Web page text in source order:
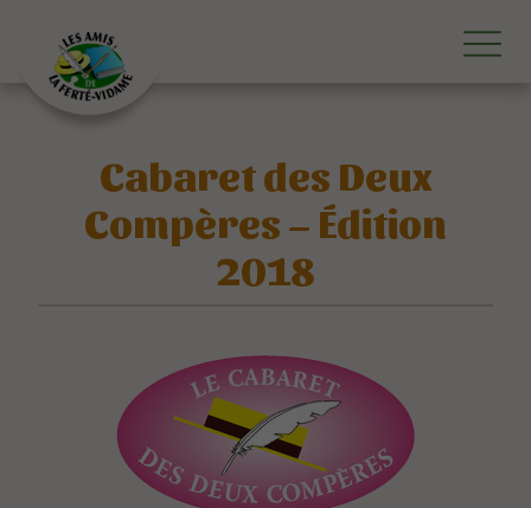
Cabaret des Deux
Compères – Édition
2018